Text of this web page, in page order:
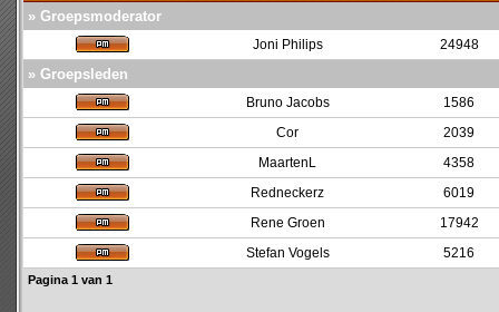
» Groepsmoderator
Joni Philips 24948
» Groepsleden
Bruno Jacobs
1586
Cor
2039
MaartenL
4358
Redneckerz
6019
Rene Groen
17942
Stefan Vogels
5216
Pagina 1 van 1